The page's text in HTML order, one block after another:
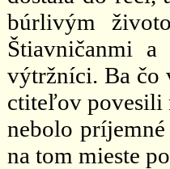
búrlivým
Štiavničanmi
výtržníci. Ba čo
ctiteľov povesili
nebolo
na tom mieste